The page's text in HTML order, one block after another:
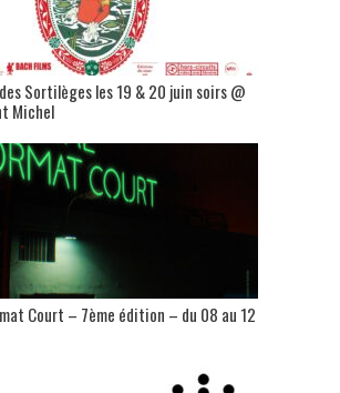
Sortilèges les 19 & 20 juin soirs @
Michel
Court – 7ème édition – du 08 au 12